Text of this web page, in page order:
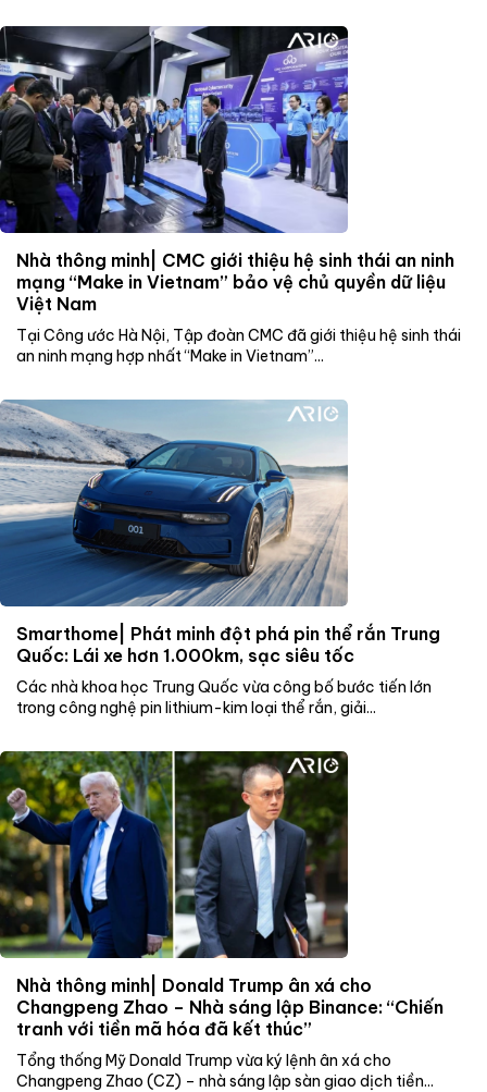
Nhà thông minh| CMC giới thiệu hệ sinh thái an ninh
mạng “Make in Vietnam” bảo vệ chủ quyền dữ liệu
Việt Nam
Tại Công ước Hà Nội, Tập đoàn CMC đã giới thiệu hệ sinh thái
an ninh mạng hợp nhất “Make in Vietnam”...
Smarthome| Phát minh đột phá pin thể rắn Trung
Quốc: Lái xe hơn 1.000km, sạc siêu tốc
Các nhà khoa học Trung Quốc vừa công bố bước tiến lớn
trong công nghệ pin lithium-kim loại thể rắn, giải...
Nhà thông minh| Donald Trump ân xá cho
Changpeng Zhao – Nhà sáng lập Binance: “Chiến
tranh với tiền mã hóa đã kết thúc”
Tổng thống Mỹ Donald Trump vừa ký lệnh ân xá cho
Changpeng Zhao (CZ) – nhà sáng lập sàn giao dịch tiền...